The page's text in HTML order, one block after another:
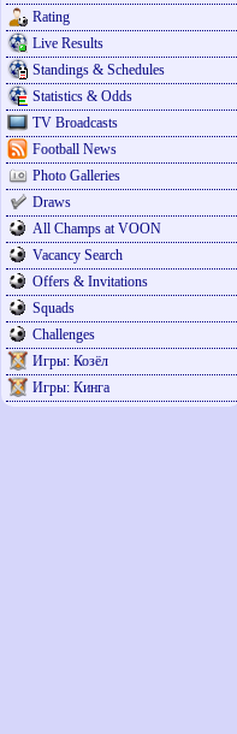
Rating
Live Results
Standings & Schedules
Statistics & Odds
TV Broadcasts
Football News
Photo Galleries
Draws
All Champs at VOON
Vacancy Search
Offers & Invitations
Squads
Challenges
Игры: Козёл
Игры: Кинга